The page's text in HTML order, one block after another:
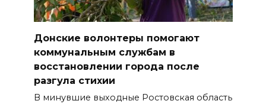
Донские волонтеры помогают
коммунальным службам в
восстановлении города после
разгула стихии
В минувшие выходные Ростовская область